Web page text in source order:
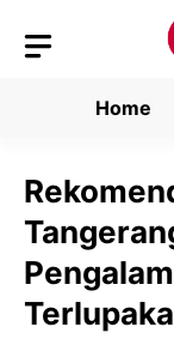
Home